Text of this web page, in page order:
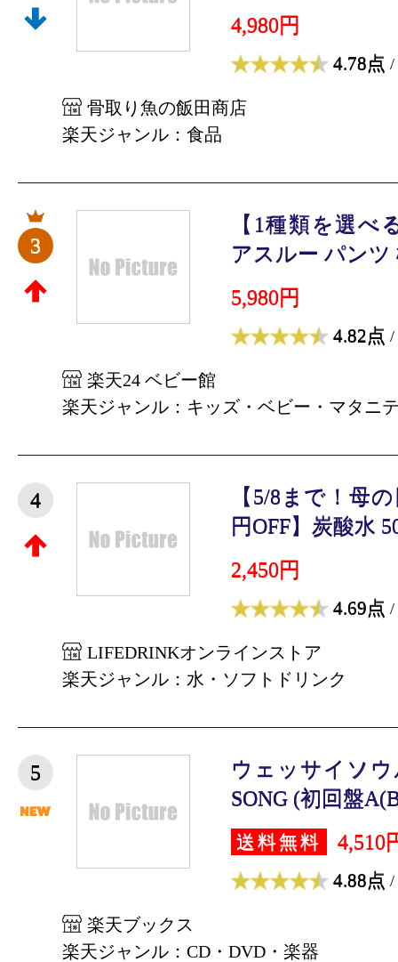
4,980円
4.78点 /
骨取り魚の飯田商店
楽天ジャンル：食品
3
【1種類を選べ
アスルー パンツ
5,980円
4.82点 /
楽天24 ベビー館
楽天ジャンル：キッズ・ベビー・マタニ
4
【5/8まで！母
円OFF】炭酸水
2,450円
4.69点 /
LIFEDRINKオンラインストア
楽天ジャンル：水・ソフトドリンク
5
ウェッサイソウ
SONG (初回盤
送料無料 4,510
4.88点 /
楽天ブックス
楽天ジャンル：CD・DVD・楽器